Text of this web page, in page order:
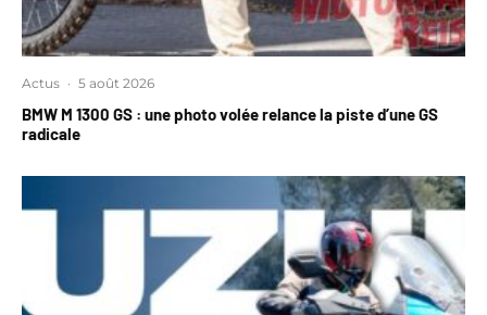
Actus · 5 août 2026
BMW M 1300 GS : une photo volée relance la piste d’une GS
radicale